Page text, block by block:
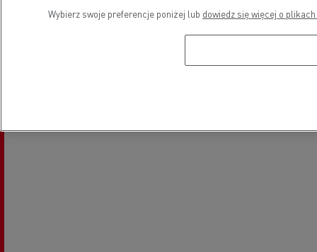
Wybierz swoje preferencje poniżej lub dowiedz się więcej o